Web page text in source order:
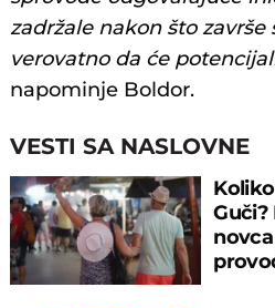
zadržale nakon što
verovatno da će
napominje Boldor.
VESTI SA NASLOVNE
Guči?